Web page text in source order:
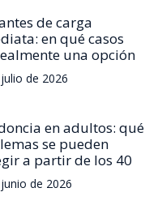
de carga
en qué casos
una opción
de 2026
en adultos: qué
se pueden
a partir de los 40
de 2026